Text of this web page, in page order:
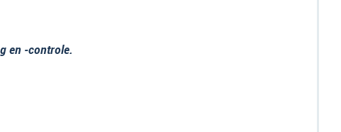
en -controle.